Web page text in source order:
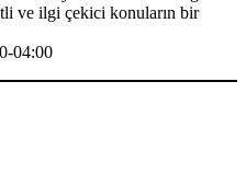
ve ilgi çekici konuların bir
04:00